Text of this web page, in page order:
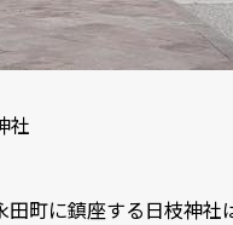
社
田町に鎮座する日枝神社